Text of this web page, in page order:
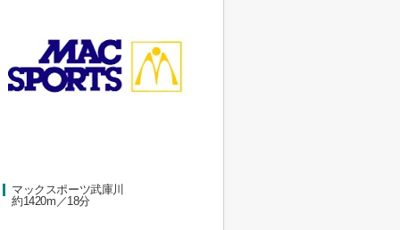
マックスポーツ武庫川
約1420m／18分